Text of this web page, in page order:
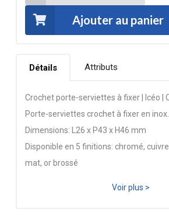
Ajouter au panier
Détails Attributs
Crochet porte-serviettes à fixer | Icéo |
Porte-serviettes crochet à fixer en inox.
Dimensions: L26 x P43 x H46 mm
Disponible en 5 finitions: chromé,
mat, or brossé
Voir plus >